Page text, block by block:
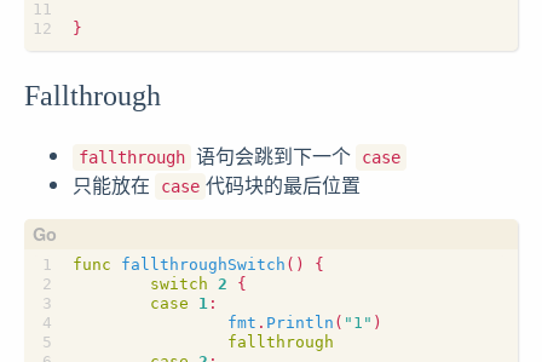
}
Fallthrough
fallthrough 语句会跳到下一个 case
只能放在 case 代码块的最后位置
func fallthroughSwitch ()
{
switch 2
{
case
1 :
fmt . Println ( "1" )
fallthrough